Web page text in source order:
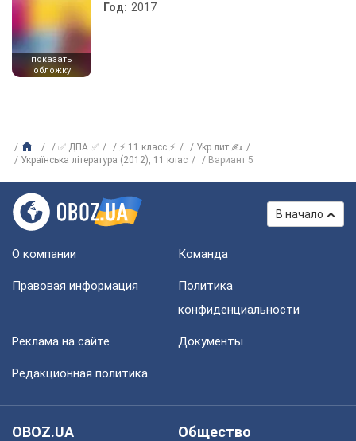
показать
обложку
Год: 2017
✅ ДПА ✅ ⚡ 11 класс ⚡
Укр лит ✍
Українська література (2012), 11 клас
Вариант 5
В начало
О компании Команда
Правовая информация
Политика
конфиденциальности
Реклама на сайте Документы
Редакционная политика
OBOZ.UA
Общество